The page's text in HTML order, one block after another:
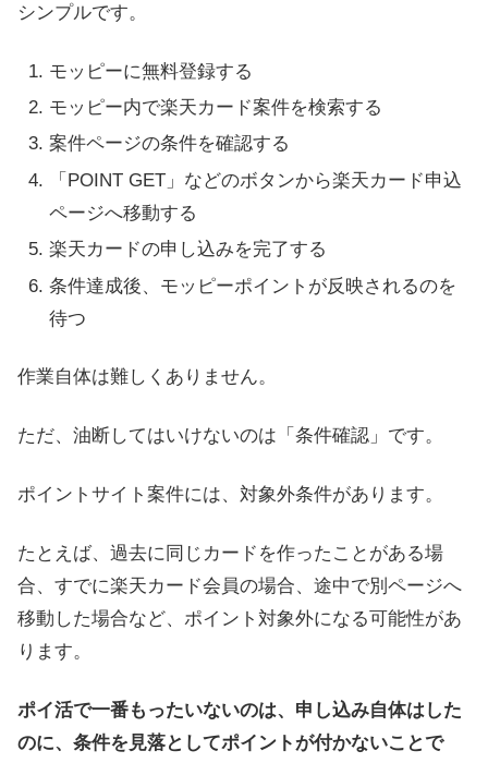
シンプルです。
モッピーに無料登録する
モッピー内で楽天カード案件を検索する
案件ページの条件を確認する
「POINT GET」などのボタンから楽天カード申込
ページへ移動する
楽天カードの申し込みを完了する
条件達成後、モッピーポイントが反映されるのを
待つ
作業自体は難しくありません。
ただ、油断してはいけないのは「条件確認」です。
ポイントサイト案件には、対象外条件があります。
たとえば、過去に同じカードを作ったことがある場
合、すでに楽天カード会員の場合、途中で別ページへ
移動した場合など、ポイント対象外になる可能性があ
ります。
ポイ活で一番もったいないのは、申し込み自体はした
のに、条件を見落としてポイントが付かないことで